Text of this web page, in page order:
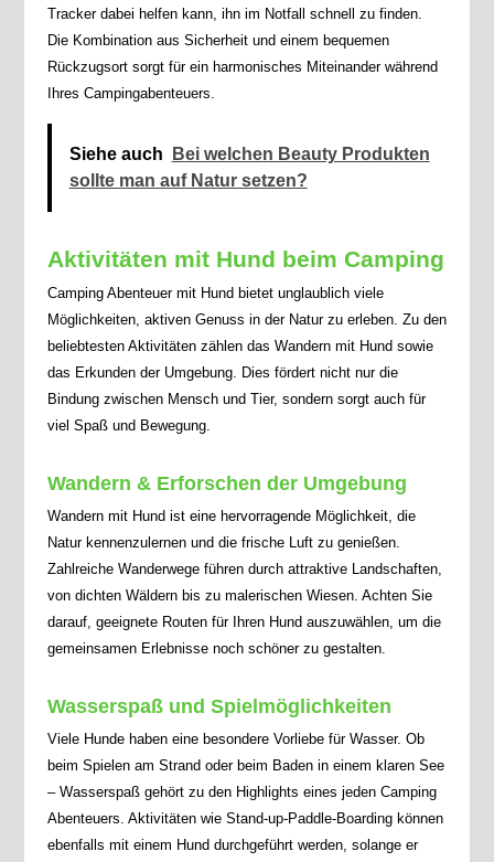
Tracker dabei helfen kann, ihn im Notfall schnell zu finden.
Die Kombination aus Sicherheit und einem bequemen
Rückzugsort sorgt für ein harmonisches Miteinander während
Ihres Campingabenteuers.
Siehe auch
Bei welchen Beauty Produkten
sollte man auf Natur setzen?
Aktivitäten mit Hund beim Camping
Camping Abenteuer mit Hund bietet unglaublich viele
Möglichkeiten, aktiven Genuss in der Natur zu erleben. Zu den
beliebtesten Aktivitäten zählen das Wandern mit Hund sowie
das Erkunden der Umgebung. Dies fördert nicht nur die
Bindung zwischen Mensch und Tier, sondern sorgt auch für
viel Spaß und Bewegung.
Wandern & Erforschen der Umgebung
Wandern mit Hund ist eine hervorragende Möglichkeit, die
Natur kennenzulernen und die frische Luft zu genießen.
Zahlreiche Wanderwege führen durch attraktive Landschaften,
von dichten Wäldern bis zu malerischen Wiesen. Achten Sie
darauf, geeignete Routen für Ihren Hund auszuwählen, um die
gemeinsamen Erlebnisse noch schöner zu gestalten.
Wasserspaß und Spielmöglichkeiten
Viele Hunde haben eine besondere Vorliebe für Wasser. Ob
beim Spielen am Strand oder beim Baden in einem klaren See
– Wasserspaß gehört zu den Highlights eines jeden Camping
Abenteuers. Aktivitäten wie Stand-up-Paddle-Boarding können
ebenfalls mit einem Hund durchgeführt werden, solange er